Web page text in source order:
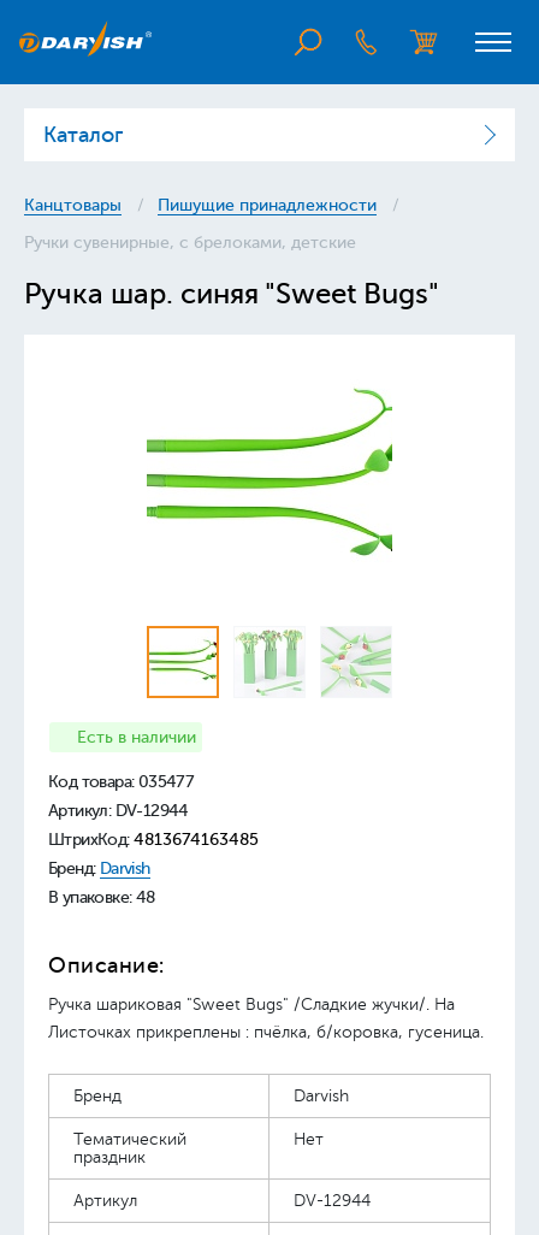
Каталог
Канцтовары Пишущие принадлежности
Ручки сувенирные, с брелоками, детские
Ручка шар. синяя "Sweet Bugs"
Есть в наличии
Код товара: 035477
Артикул: DV-12944
ШтрихКод: 4813674163485
Бренд: Darvish
В упаковке: 48
Описание:
Ручка шариковая "Sweet Bugs" /Сладкие жучки/. На
Листочках прикреплены : пчёлка, б/коровка, гусеница.
Бренд Darvish
Тематический
праздник
Нет
Артикул DV-12944